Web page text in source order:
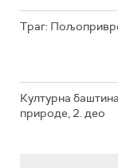
Траг:
Културна
природе, 2. део